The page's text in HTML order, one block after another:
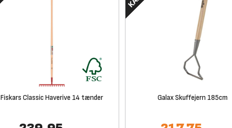
Fiskars Classic Haverive 14 tænder Galax Skuffejern 185cm